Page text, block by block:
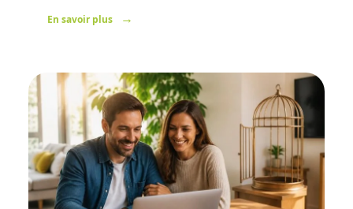
En savoir plus